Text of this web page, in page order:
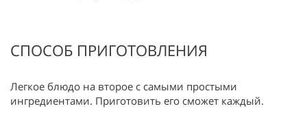
СПОСОБ ПРИГОТОВЛЕНИЯ
Легкое блюдо на второе с самыми простыми
ингредиентами. Приготовить его сможет каждый.